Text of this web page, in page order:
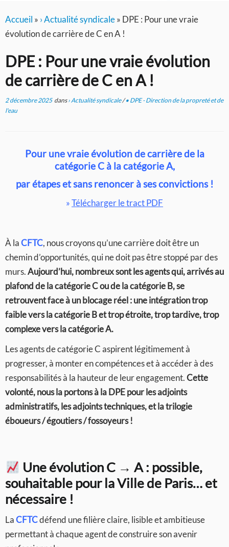
Accueil » › Actualité syndicale» DPE : Pour une vraie
évolution de carrière de C en A !
DPE : Pour une vraie évolution
de carrière de C en A !
2 décembre 2025dans› Actualité syndicale/• DPE - Direction de la propreté et de
l'eau
Pour une vraie évolution de carrière de la
catégorie C à la catégorie A,
par étapes et sans renoncer à ses convictions !
»Télécharger le tract PDF
À laCFTC, nous croyons qu’une carrière doit être un
chemin d’opportunités, qui ne doit pas être stoppé par des
murs.Aujourd’hui, nombreux sont les agents qui, arrivés au
plafond de la catégorie C ou de la catégorie B, se
retrouvent face à un blocage réel : une intégration trop
faible vers la catégorie B et trop étroite, trop tardive, trop
complexe vers la catégorie A.
Les agents de catégorie C aspirent légitimement à
progresser, à monter en compétences et à accéder à des
responsabilités à la hauteur de leur engagement.Cette
volonté, nous la portons à la DPE pour les adjoints
administratifs, les adjoints techniques, et la trilogie
éboueurs / égoutiers / fossoyeurs !
Une évolution C → A : possible,
souhaitable pour la Ville de Paris… et
nécessaire !
LaCFTCdéfend une filière claire, lisible et ambitieuse
permettant à chaque agent de construire son avenir